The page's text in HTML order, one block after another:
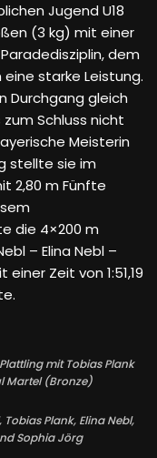
Jugend U18
(3 kg) mit einer
dem
starke Leistung.
Durchgang gleich
Schluss nicht
Meisterin
stellte sie im
2,80 m Fünfte
die 4×200 m
– Elina Nebl –
Zeit von 1:51,19
mit Tobias Plank
Martel (Bronze)
Plank, Elina Nebl,
Sophia Jörg